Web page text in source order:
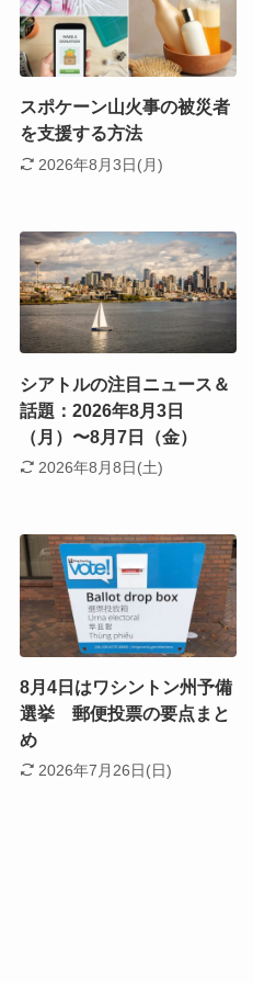
スポケーン山火事の被災者
を支援する方法
2026年8月3日(月)
シアトルの注目ニュース＆
話題：2026年8月3日
（月）〜8月7日（金）
2026年8月8日(土)
8月4日はワシントン州予備
選挙 郵便投票の要点まと
め
2026年7月26日(日)